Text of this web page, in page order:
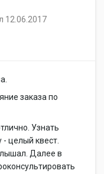
12.06.2017
заказа по
Узнать
- целый квест.
Далее в